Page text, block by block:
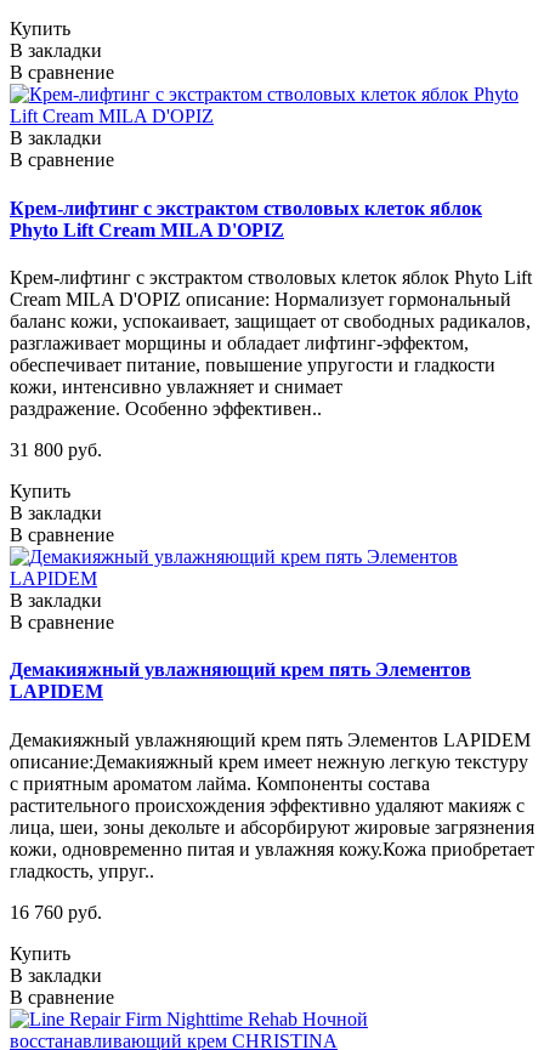
Купить
В закладки
В сравнение
В закладки
В сравнение
Крем-лифтинг с экстрактом стволовых клеток яблок
Phyto Lift Cream MILA D'OPIZ
Крем-лифтинг с экстрактом стволовых клеток яблок Phyto Lift
Cream MILA D'OPIZ описание: Нормализует гормональный
баланс кожи, успокаивает, защищает от свободных радикалов,
разглаживает морщины и обладает лифтинг-эффектом,
обеспечивает питание, повышение упругости и гладкости
кожи, интенсивно увлажняет и снимает
раздражение. Особенно эффективен..
31 800 руб.
Купить
В закладки
В сравнение
В закладки
В сравнение
Демакияжный увлажняющий крем пять Элементов
LAPIDEM
Демакияжный увлажняющий крем пять Элементов LAPIDEM
описание:Демакияжный крем имеет нежную легкую текстуру
с приятным ароматом лайма. Компоненты состава
растительного происхождения эффективно удаляют макияж с
лица, шеи, зоны декольте и абсорбируют жировые загрязнения
кожи, одновременно питая и увлажняя кожу.Кожа приобретает
гладкость, упруг..
16 760 руб.
Купить
В закладки
В сравнение